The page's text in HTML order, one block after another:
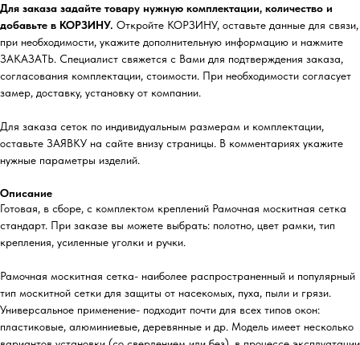
Для заказа задайте товару нужную комплектации, количество и
добавьте в КОРЗИНУ. Откройте КОРЗИНУ, оставьте данные для связи,
при необходимости, укажите дополнительную информацию и нажмите
ЗАКАЗАТЬ. Специалист свяжется с Вами для подтверждения заказа,
согласования комплектации, стоимости. При необходимости согласует
замер, доставку, установку от компании.
Для заказа сеток по индивидуальным размерам и комплектации,
оставьте ЗАЯВКУ на сайте внизу страницы. В комментариях укажите
нужные параметры изделий.
Описание
Готовая, в сборе, с комплектом креплений Рамочная москитная сетка
стандарт. При заказе вы можете выбрать: полотно, цвет рамки, тип
крепления, усиленные уголки и ручки.
Рамочная москитная сетка- наиболее распространенный и популярный
тип москитной сетки для защиты от насекомых, пуха, пыли и грязи.
Универсальное применение- подходит почти для всех типов окон:
пластиковые, алюминиевые, деревянные и др. Модель имеет несколько